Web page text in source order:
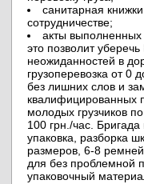
санитарная
сотрудничестве;
акты выполненных
это позволит
неожиданностей в
грузоперевозка от 0
без лишних слов и
квалифицированных
молодых грузчиков
100 грн./час. Бригада
упаковка, разборка
размеров, 6-8
для без проблемной
упаковочный